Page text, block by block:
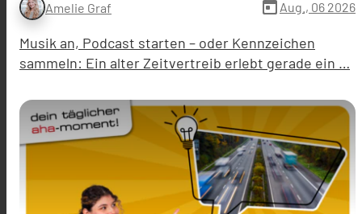
Amelie Graf today Aug., 06 2026
Musik an, Podcast starten – oder Kennzeichen
sammeln: Ein alter Zeitvertreib erlebt gerade ein …